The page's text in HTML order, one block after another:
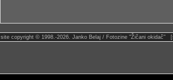
site copyright © 1998.-2026. Janko Belaj / Fotozine "Žičani okidač"